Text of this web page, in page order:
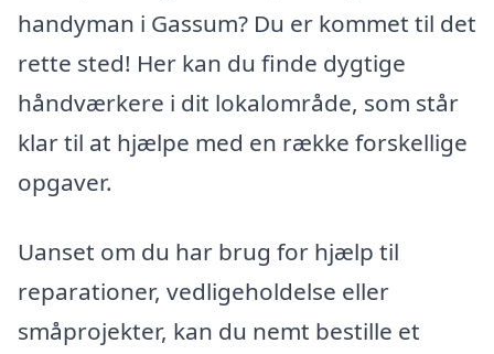
handyman i Gassum? Du er kommet til det
rette sted! Her kan du finde dygtige
håndværkere i dit lokalområde, som står
klar til at hjælpe med en række forskellige
opgaver.
Uanset om du har brug for hjælp til
reparationer, vedligeholdelse eller
småprojekter, kan du nemt bestille et